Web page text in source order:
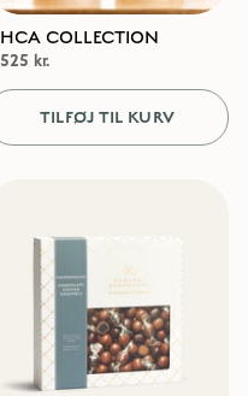
HCA COLLECTION
525 kr.
TILFØJ TIL KURV